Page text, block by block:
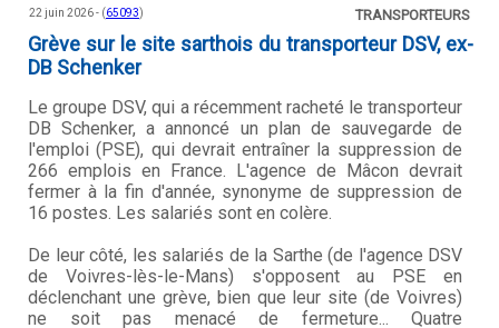
22 juin 2026 - (65093) TRANSPORTEURS
Grève sur le site sarthois du transporteur DSV, ex-
DB Schenker
Le groupe DSV, qui a récemment racheté le transporteur
DB Schenker, a annoncé un plan de sauvegarde de
l'emploi (PSE), qui devrait entraîner la suppression de
266 emplois en France. L'agence de Mâcon devrait
fermer à la fin d'année, synonyme de suppression de
16 postes. Les salariés sont en colère.
De leur côté, les salariés de la Sarthe (de l'agence DSV
de Voivres-lès-le-Mans) s'opposent au PSE en
déclenchant une grève, bien que leur site (de Voivres)
ne soit pas menacé de fermeture... Quatre